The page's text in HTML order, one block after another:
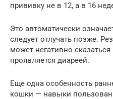
прививку не в 12, а в 16
Это автоматически
следует отлучать позже.
может негативно
проявляется диареей.
Еще одна особенность
кошки — навыки